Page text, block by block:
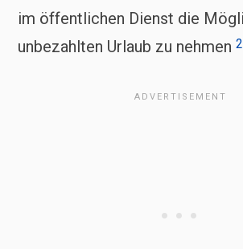
im öffentlichen Dienst die
unbezahlten Urlaub zu nehmen 2